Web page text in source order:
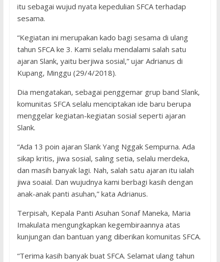
itu sebagai wujud nyata kepedulian SFCA terhadap
sesama.
“Kegiatan ini merupakan kado bagi sesama di ulang
tahun SFCA ke 3. Kami selalu mendalami salah satu
ajaran Slank, yaitu berjiwa sosial,” ujar Adrianus di
Kupang, Minggu (29/4/2018).
Dia mengatakan, sebagai penggemar grup band Slank,
komunitas SFCA selalu menciptakan ide baru berupa
menggelar kegiatan-kegiatan sosial seperti ajaran
Slank.
“Ada 13 poin ajaran Slank Yang Nggak Sempurna. Ada
sikap kritis, jiwa sosial, saling setia, selalu merdeka,
dan masih banyak lagi. Nah, salah satu ajaran itu ialah
jiwa soaial. Dan wujudnya kami berbagi kasih dengan
anak-anak panti asuhan,” kata Adrianus.
Terpisah, Kepala Panti Asuhan Sonaf Maneka, Maria
Imakulata mengungkapkan kegembiraannya atas
kunjungan dan bantuan yang diberikan komunitas SFCA.
“Terima kasih banyak buat SFCA. Selamat ulang tahun